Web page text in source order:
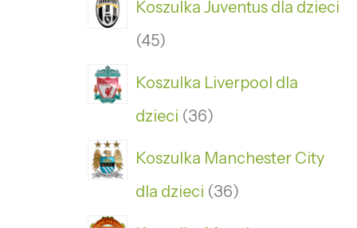
Koszulka Juventus dla dzieci
45
Koszulka Liverpool dla
dzieci 36
Koszulka Manchester City
dla dzieci 36